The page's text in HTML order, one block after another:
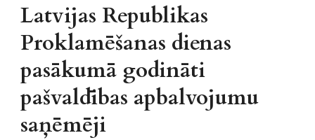
Latvijas Republikas
Proklamēšanas dienas
pasākumā godināti
pašvaldības apbalvojumu
saņēmēji